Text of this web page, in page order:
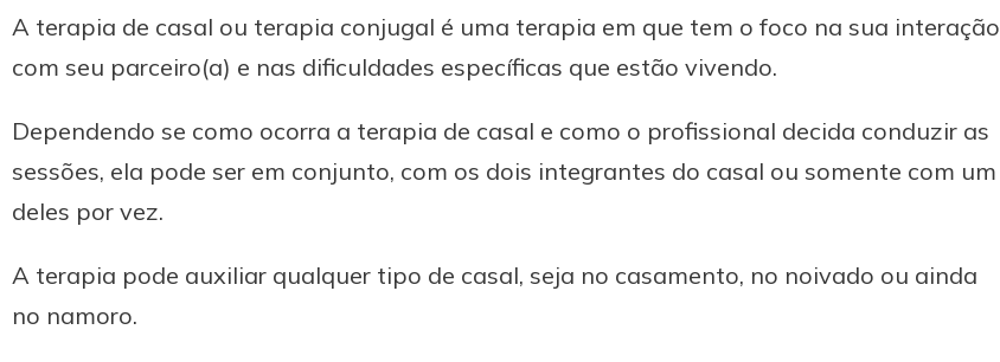
A terapia de casal ou terapia conjugal é uma terapia em que tem o foco na sua interação
com seu parceiro(a) e nas dificuldades específicas que estão vivendo.
Dependendo se como ocorra a terapia de casal e como o profissional decida conduzir as
sessões, ela pode ser em conjunto, com os dois integrantes do casal ou somente com um
deles por vez.
A terapia pode auxiliar qualquer tipo de casal, seja no casamento, no noivado ou ainda
no namoro.